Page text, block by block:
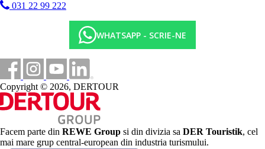
Mese
All Inclusive
Restaurant principal: 8.00-10.00 mic dejun tip bufet,
12.30-14.30 pranz bufet, 19.00-21.30 cina bufet. Cafea
filtrata, ceai, suc, apa la micul dejun, bauturi racoritoare,
bere, vin la pranz si cina
Snack bar: 10.00-23.00 bauturi racoritoare, bere, vin,
bauturi alcoolice (toate produse local), cafea la filtru, ceai,
15.30-16.30 gustari usoare, 16.30-17.30 ceai, cafea,
deserturi, prajituri, mini sandvisuri, 10.00 - 18.00
inghetata pentru copii
*Orele si locatiile de mai sus pot fi modificate
Categoria oficiala
031 22 99 222
WHATSAPP - SCRIE-NE
Copyright © 2026, DERTOUR
Facem parte din REWE Group si din divizia sa DER Touristik, cel
mai mare grup central-european din industria turismului.